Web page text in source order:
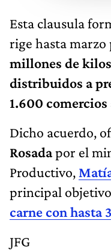
Esta clausula
rige hasta marzo
millones de
distribuidos a
1.600
Dicho acuerdo,
Rosadapor el
Productivo,
principal
carne con hasta
JFG